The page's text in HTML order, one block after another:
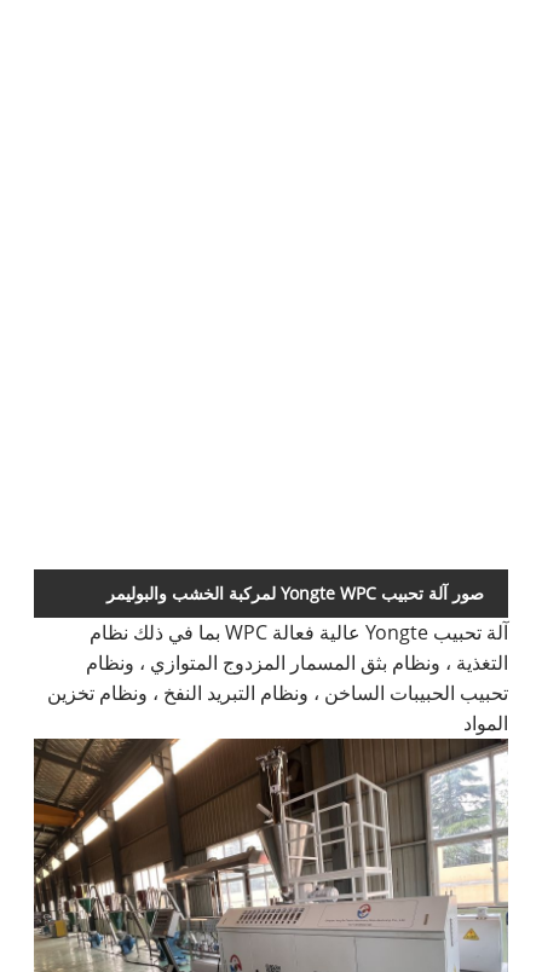
صور آلة تحبيب Yongte WPC لمركبة الخشب والبوليمر
آلة تحبيب Yongte عالية فعالة WPC بما في ذلك نظام
التغذية ، ونظام بثق المسمار المزدوج المتوازي ، ونظام
تحبيب الحبيبات الساخن ، ونظام التبريد النفخ ، ونظام تخزين
المواد